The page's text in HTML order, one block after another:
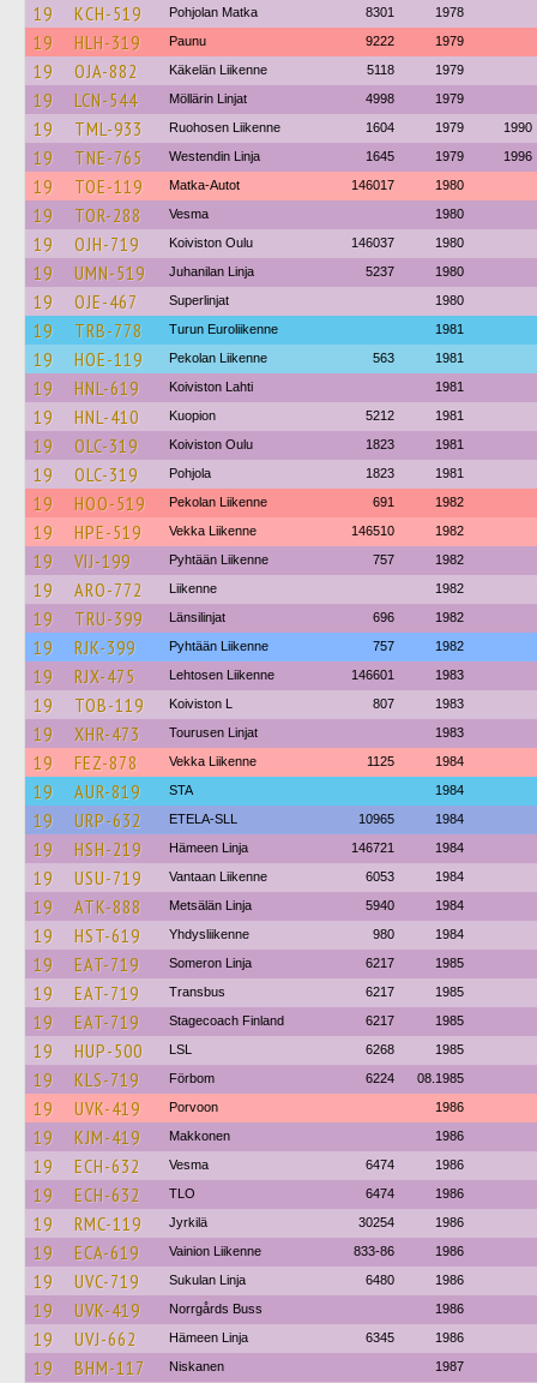
19 KCH-519 Pohjolan Matka 8301 1978
19 HLH-319 Paunu 9222 1979
19 OJA-882 Käkelän Liikenne 5118 1979
19 LCN-544 Möllärin Linjat 4998 1979
19 TML-933 Ruohosen Liikenne 1604 1979 1990
19 TNE-765 Westendin Linja 1645 1979 1996
19 TOE-119 Matka-Autot 146017 1980
19 TOR-288 Vesma 1980
19 OJH-719 Koiviston Oulu 146037 1980
19 UMN-519 Juhanilan Linja 5237 1980
19 OJE-467 Superlinjat 1980
19 TRB-778 Turun Euroliikenne 1981
19 HOE-119 Pekolan Liikenne 563 1981
19 HNL-619 Koiviston Lahti 1981
19 HNL-410 Kuopion 5212 1981
19 OLC-319 Koiviston Oulu 1823 1981
19 OLC-319 Pohjola 1823 1981
19 HOO-519 Pekolan Liikenne 691 1982
19 HPE-519 Vekka Liikenne 146510 1982
19 VIJ-199 Pyhtään Liikenne 757 1982
19 ARO-772 Liikenne 1982
19 TRU-399 Länsilinjat 696 1982
19 RJK-399 Pyhtään Liikenne 757 1982
19 RJX-475 Lehtosen Liikenne 146601 1983
19 TOB-119 Koiviston L 807 1983
19 XHR-473 Tourusen Linjat 1983
19 FEZ-878 Vekka Liikenne 1125 1984
19 AUR-819 STA 1984
19 URP-632 ETELA-SLL 10965 1984
19 HSH-219 Hämeen Linja 146721 1984
19 USU-719 Vantaan Liikenne 6053 1984
19 ATK-888 Metsälän Linja 5940 1984
19 HST-619 Yhdysliikenne 980 1984
19 EAT-719 Someron Linja 6217 1985
19 EAT-719 Transbus 6217 1985
19 EAT-719 Stagecoach Finland 6217 1985
19 HUP-500 LSL 6268 1985
19 KLS-719 Förbom 6224 08.1985
19 UVK-419 Porvoon 1986
19 KJM-419 Makkonen 1986
19 ECH-632 Vesma 6474 1986
19 ECH-632 TLO 6474 1986
19 RMC-119 Jyrkilä 30254 1986
19 ECA-619 Vainion Liikenne 833-86 1986
19 UVC-719 Sukulan Linja 6480 1986
19 UVK-419 Norrgårds Buss 1986
19 UVJ-662 Hämeen Linja 6345 1986
19 BHM-117 Niskanen 1987